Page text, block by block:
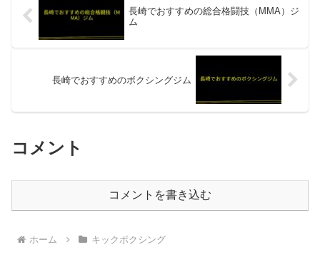
長崎でおすすめの総合格闘技（MMA）ジ
ム
長崎でおすすめのボクシングジム
コメント
コメントを書き込む
ホーム キックボクシング